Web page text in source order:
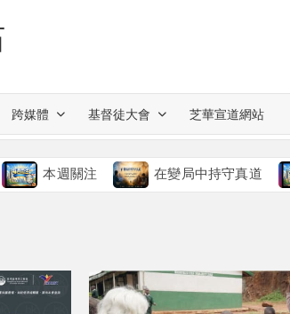
跨媒體 基督徒大會 芝華宣道網站
本週關注 在變局中持守真道 本